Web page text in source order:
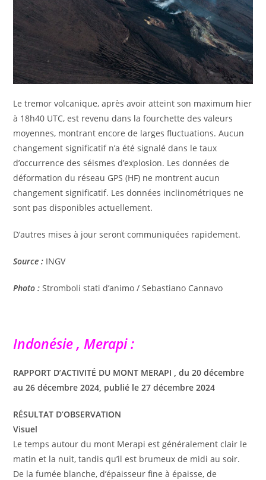
Le tremor volcanique, après avoir atteint son maximum hier
à 18h40 UTC, est revenu dans la fourchette des valeurs
moyennes, montrant encore de larges fluctuations. Aucun
changement significatif n’a été signalé dans le taux
d’occurrence des séismes d’explosion. Les données de
déformation du réseau GPS (HF) ne montrent aucun
changement significatif. Les données inclinométriques ne
sont pas disponibles actuellement.
D’autres mises à jour seront communiquées rapidement.
Source : INGV
Photo : Stromboli stati d’animo / Sebastiano Cannavo
Indonésie , Merapi :
RAPPORT D’ACTIVITÉ DU MONT MERAPI , du 20 décembre
au 26 décembre 2024, publié le 27 décembre 2024
RÉSULTAT D’OBSERVATION
Visuel
Le temps autour du mont Merapi est généralement clair le
matin et la nuit, tandis qu’il est brumeux de midi au soir.
De la fumée blanche, d’épaisseur fine à épaisse, de